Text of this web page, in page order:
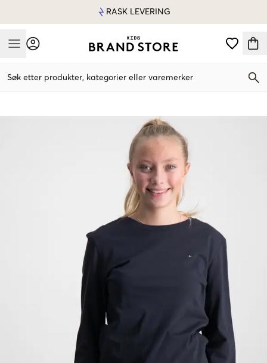
RASK LEVERING
Mobile Menu
Søk etter produkter, kategorier eller varemerker